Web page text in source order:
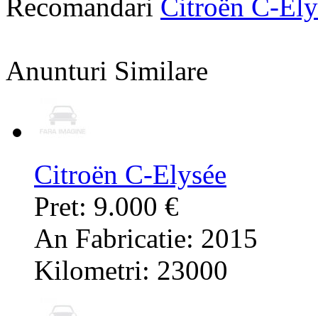
Recomandari Citroën C-
Anunturi Similare
Citroën C-Elysée
Pret: 9.000 €
An Fabricatie: 2015
Kilometri: 23000